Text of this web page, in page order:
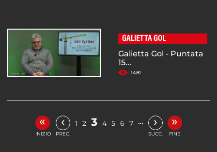
GALIETTA GOL
Galietta Gol - Puntata
15...
1481
«
INIZIO
‹
PREC.
1 2 3 4 5 6 7 … ›
SUCC.
»
FINE